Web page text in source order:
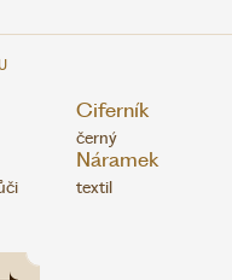
Ciferník
černý
Náramek
textil